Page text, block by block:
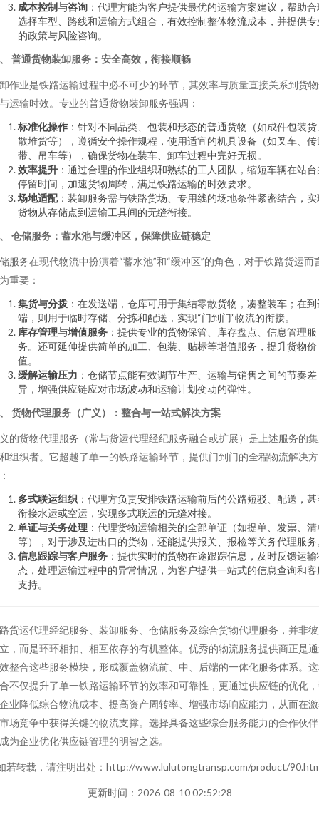
成本控制与咨询 ：代理方能为客户提供最优的运输方案建议，帮助合
选择车型、路线和运输方式组合，有效控制整体物流成本，并提供专
的政策与风险咨询。
普通货物装卸服务：安全高效，衔接顺畅
作业是铁路运输过程中必不可少的环节，其效率与质量直接关系到货
运输时效。专业的普通货物装卸服务强调：
标准化操作 ：针对不同品类、包装和形态的普通货物（如成件包装货
散堆货等），遵循安全操作规程，使用适宜的机具设备（如叉车、传
带、吊车等），确保货物在装车、卸车过程中完好无损。
效率提升 ：通过合理的作业组织和熟练的工人团队，缩短车辆在站台
停留时间，加速货物周转，满足铁路运输的时效要求。
场地适配：装卸服务需与铁路货场、专用线的场地条件紧密结合，实
货物从存储点到运输工具间的无缝衔接。
仓储服务：蓄水池与缓冲区，保障供应链稳定
服务在现代物流中扮演着“蓄水池”和“缓冲区”的角色，对于铁路货运而
重要：
集货与分拨 ：在发送端，仓库可用于集结零散货物，凑整装车；在到
端，则用于临时存储、分拣和配送，实现“门到门”物流的衔接。
库存管理与增值服务 ：提供专业的货物保管、库存盘点、信息管理服
务。还可延伸提供简单的加工、包装、贴标等增值服务，提升货物价
值。
缓解运输压力 ：仓储节点能有效调节生产、运输与销售之间的节奏差
异，增强供应链应对市场波动和运输计划变动的弹性。
货物代理服务（广义）：整合与一站式解决方案
的货物代理服务（常与货运代理经纪服务融合或扩展）是上述服务的
组织者。它超越了单一的铁路运输环节，提供门到门的全程物流解决方
多式联运组织 ：代理方负责安排铁路运输前后的公路短驳、配送，甚
衔接水运或空运，实现多式联运的无缝对接。
单证与关务处理 ：代理货物运输相关的全部单证（如提单、发票、清
等），对于涉及进出口的货物，还能提供报关、报检等关务代理服务
信息跟踪与客户服务 ：提供实时的货物在途跟踪信息，及时反馈运
态，处理运输过程中的异常情况，为客户提供一站式的信息查询和客
支持。
货运代理经纪服务、装卸服务、仓储服务及综合货物代理服务，并非
，而是环环相扣、相互依存的有机整体。优秀的物流服务提供商正是
整合这些服务模块，形成覆盖物流前、中、后端的一体化服务体系。
不仅提升了单一铁路运输环节的效率和可靠性，更通过供应链的优化
业降低综合物流成本、提高资产周转率、增强市场响应能力，从而在
场竞争中获得关键的物流支撑。选择具备这些综合服务能力的合作伙
为企业优化供应链管理的明智之选。
若转载，请注明出处：http://www.lulutongtransp.com/product/
更新时间：2026-08-10 02:52:28